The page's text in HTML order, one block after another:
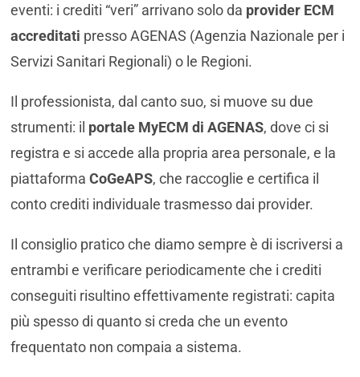
eventi: i crediti “veri” arrivano solo da provider ECM
accreditati presso AGENAS (Agenzia Nazionale per i
Servizi Sanitari Regionali) o le Regioni.
Il professionista, dal canto suo, si muove su due
strumenti: il portale MyECM di AGENAS, dove ci si
registra e si accede alla propria area personale, e la
piattaforma CoGeAPS, che raccoglie e certifica il
conto crediti individuale trasmesso dai provider.
Il consiglio pratico che diamo sempre è di iscriversi a
entrambi e verificare periodicamente che i crediti
conseguiti risultino effettivamente registrati: capita
più spesso di quanto si creda che un evento
frequentato non compaia a sistema.